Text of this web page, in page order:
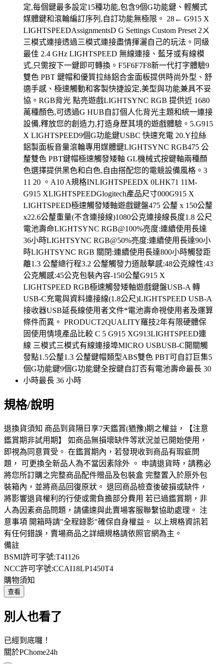
規格/說明
退換貨須知 商品到貨隔日享7天鑑賞(猶豫)期之權益，【注意
鑑賞期非試用期】 如商品無損壞缺件等狀況並已開始使用，
即視為同意買受。 在鑑賞期內，若發現收到商品有瑕疵問
題， 可更換全新品人為不當因素除外 。 申請退貨時，請務必
將您所訂購之完整商品配件贈品及包裝盒 完整置入於原外包
裝箱內，並將商品回復原狀。 退回商品檢查後破損或缺件，
將影響退貨權利的行使或需負擔部分費用 若已過鑑賞期，非
人為因素商品問題，請儘速與此賣場客服聯繫協助處理。 注
意事項 開箱時請"全程錄影"確保自身權益。 以上規格資訊若
有任何錯誤，賣場商品之詳細規格請依照官網為主。
備註
BSMI許可字號:T41126
NCC許可字號:CCAI18LP1450T4
購物須知
查看
別人也看了
已經到底囉！
關於PChome24h